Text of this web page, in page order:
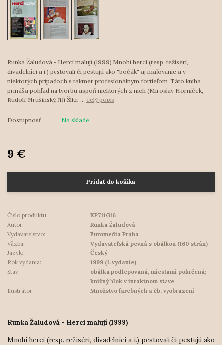
Runka Žaludová - Herci malují (1999) Mnohí herci (resp. režiséri,
divadelníci a i.) pestovali či pestujú ako "bočák" aj maľovanie a v
niektorých prípadoch s takmer profesionálnym fortieľom. Táto kniha
prináša pohľad na tvorbu aspoň niektorých z nich (Miroslav Horníček,
Rudolf Hrušínský, Jiří Šlitr, ... celý popis
Dostupnosť Na sklade
9 €
Pridať do košíka
Číslo produktu:
KP711G16
Autor:
Runka Žaludová
Vydavateľstvo:
Euromedia Praha
Väzba:
Vydavateľská pevná s obálkou (160 strán)
Jazyk:
Český
Rok vydania:
1999 (1. vydanie)
Stav:
obálka podlepovaná, miestami pokrčená;
knižný blok v intaktnom stave
Ilustrátor:
Množstvo farebných a čb. vyobrazení
Runka Žaludová - Herci malují (1999)
Mnohí herci (resp. režiséri, divadelníci a i.) pestovali či pestujú ako